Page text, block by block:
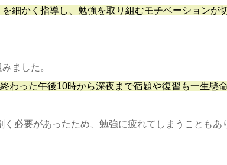
細かく指導し、勉強を取り組むモチベーションが
ました。
った午後10時から深夜まで宿題や復習も一生懸
必要があったため、勉強に疲れてしまうこともあ